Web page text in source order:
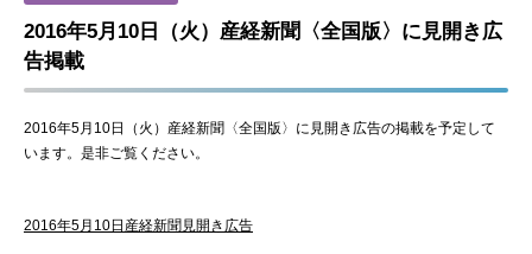
2016年5月10日（火）産経新聞〈全国版〉に見開き広
告掲載
2016年5月10日（火）産経新聞〈全国版〉に見開き広告の掲載を予定して
います。是非ご覧ください。
2016年5月10日産経新聞見開き広告